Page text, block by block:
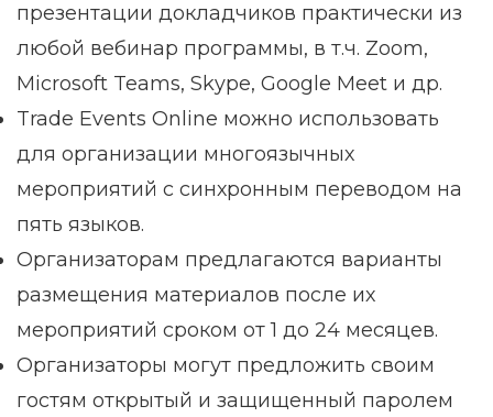
презентации докладчиков практически из
любой вебинар программы, в т.ч. Zoom,
Microsoft Teams, Skype, Google Meet и др.
Trade Events Online можно использовать
для организации многоязычных
мероприятий с синхронным переводом на
пять языков.
Организаторам предлагаются варианты
размещения материалов после их
мероприятий сроком от 1 до 24 месяцев.
Организаторы могут предложить своим
гостям открытый и защищенный паролем